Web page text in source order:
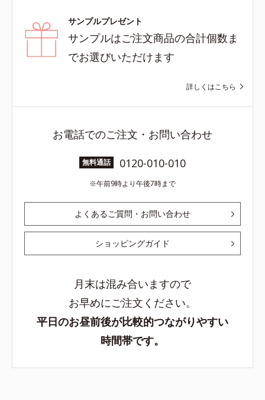
サンプルプレゼント
サンプルはご注文商品の合計個数ま
でお選びいただけます
詳しくはこちら
お電話でのご注文・お問い合わせ
無料通話 0120-010-010
午前9時より午後7時まで
よくあるご質問・お問い合わせ
ショッピングガイド
月末は混み合いますので
お早めにご注文ください。
平日のお昼前後が比較的つながりやすい
時間帯です。